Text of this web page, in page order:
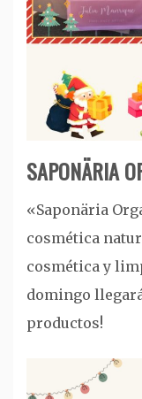
SAPONÄRIA
«Saponäria
cosmética
cosmética y
domingo
productos!